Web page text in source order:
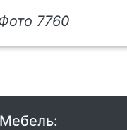
7760
Мебель: